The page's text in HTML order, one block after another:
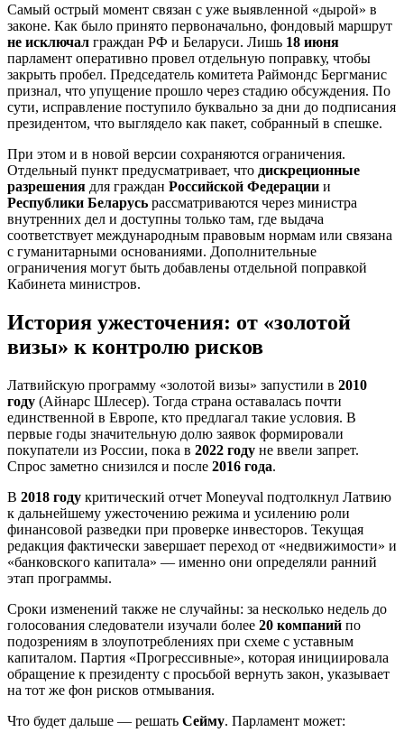
Самый острый момент связан с уже выявленной «дырой» в
законе. Как было принято первоначально, фондовый маршрут
не исключал граждан РФ и Беларуси. Лишь 18 июня
парламент оперативно провел отдельную поправку, чтобы
закрыть пробел. Председатель комитета Раймондс Бергманис
признал, что упущение прошло через стадию обсуждения. По
сути, исправление поступило буквально за дни до подписания
президентом, что выглядело как пакет, собранный в спешке.
При этом и в новой версии сохраняются ограничения.
Отдельный пункт предусматривает, что дискреционные
разрешения для граждан Российской Федерации и
Республики Беларусь рассматриваются через министра
внутренних дел и доступны только там, где выдача
соответствует международным правовым нормам или связана
с гуманитарными основаниями. Дополнительные
ограничения могут быть добавлены отдельной поправкой
Кабинета министров.
История ужесточения: от «золотой
визы» к контролю рисков
Латвийскую программу «золотой визы» запустили в 2010
году (Айнарс Шлесер). Тогда страна оставалась почти
единственной в Европе, кто предлагал такие условия. В
первые годы значительную долю заявок формировали
покупатели из России, пока в 2022 году не ввели запрет.
Спрос заметно снизился и после 2016 года.
В 2018 году критический отчет Moneyval подтолкнул Латвию
к дальнейшему ужесточению режима и усилению роли
финансовой разведки при проверке инвесторов. Текущая
редакция фактически завершает переход от «недвижимости» и
«банковского капитала» — именно они определяли ранний
этап программы.
Сроки изменений также не случайны: за несколько недель до
голосования следователи изучали более 20 компаний по
подозрениям в злоупотреблениях при схеме с уставным
капиталом. Партия «Прогрессивные», которая инициировала
обращение к президенту с просьбой вернуть закон, указывает
на тот же фон рисков отмывания.
Что будет дальше — решать Сейму. Парламент может: